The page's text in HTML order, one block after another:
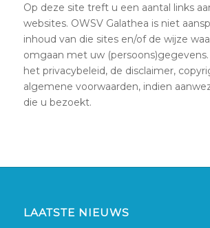
Op deze site treft u een aantal links
websites. OWSV Galathea is niet
inhoud van die sites en/of de wijze
omgaan met uw
het privacybeleid, de disclaimer,
algemene voorwaarden, indien
die u bezoekt.
LAATSTE NIEUWS